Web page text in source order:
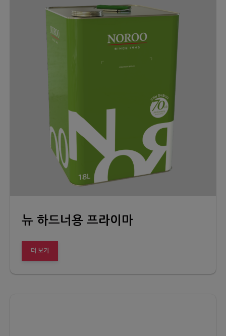
뉴 하드너용 프라이마
더 보기